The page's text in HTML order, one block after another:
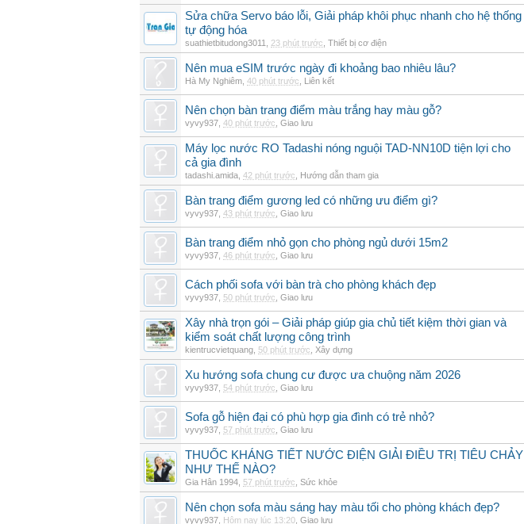
Sửa chữa Servo báo lỗi, Giải pháp khôi phục nhanh cho hệ thống
tự động hóa
suathietbitudong3011 23 phút trước Thiết bị cơ điện
Nên mua eSIM trước ngày đi khoảng bao nhiêu lâu?
Hà My Nghiêm 40 phút trước Liên kết
Nên chọn bàn trang điểm màu trắng hay màu gỗ?
vyvy937 40 phút trước Giao lưu
Máy lọc nước RO Tadashi nóng nguội TAD-NN10D tiện lợi cho
cả gia đình
tadashi.amida 42 phút trước Hướng dẫn tham gia
Bàn trang điểm gương led có những ưu điểm gì?
vyvy937 43 phút trước Giao lưu
Bàn trang điểm nhỏ gọn cho phòng ngủ dưới 15m2
vyvy937 46 phút trước Giao lưu
Cách phối sofa với bàn trà cho phòng khách đẹp
vyvy937 50 phút trước Giao lưu
Xây nhà trọn gói – Giải pháp giúp gia chủ tiết kiệm thời gian và
kiểm soát chất lượng công trình
kientrucvietquang 50 phút trước Xây dựng
Xu hướng sofa chung cư được ưa chuộng năm 2026
vyvy937 54 phút trước Giao lưu
Sofa gỗ hiện đại có phù hợp gia đình có trẻ nhỏ?
vyvy937 57 phút trước Giao lưu
THUỐC KHÁNG TIẾT NƯỚC ĐIỆN GIẢI ĐIỀU TRỊ TIÊU CHẢY
NHƯ THẾ NÀO?
Gia Hân 1994 57 phút trước Sức khỏe
Nên chọn sofa màu sáng hay màu tối cho phòng khách đẹp?
vyvy937 Hôm nay lúc 13:20 Giao lưu